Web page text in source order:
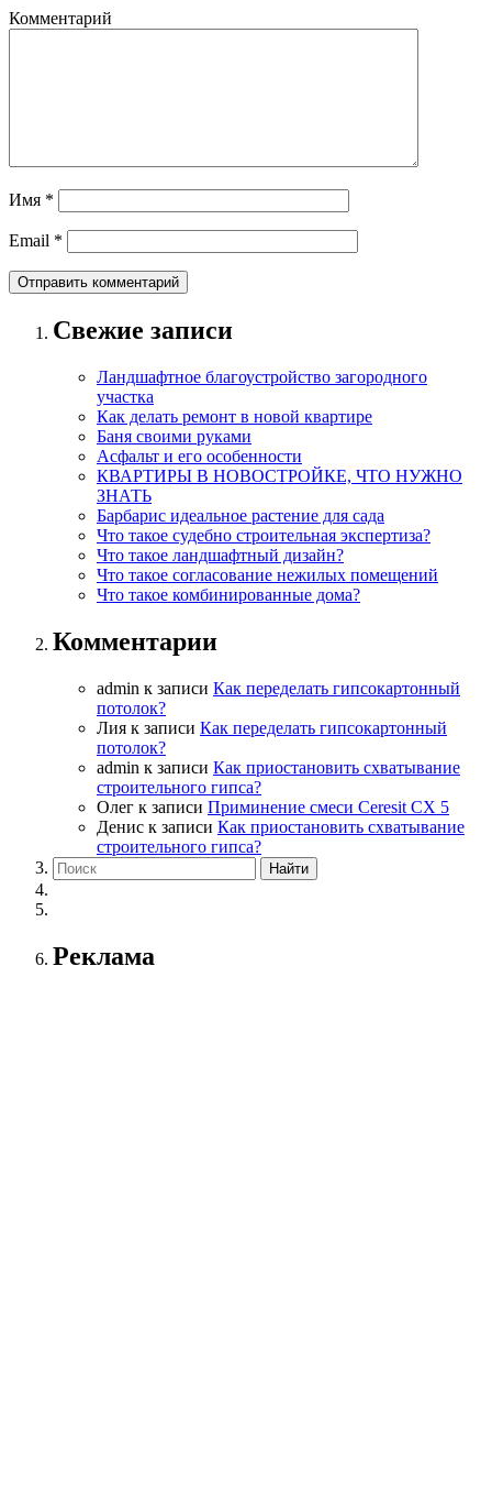
Комментарий
Имя *
Email *
Свежие записи
Ландшафтное благоустройство загородного
участка
Как делать ремонт в новой квартире
Баня своими руками
Асфальт и его особенности
КВАРТИРЫ В НОВОСТРОЙКЕ, ЧТО НУЖНО
ЗНАТЬ
Барбарис идеальное растение для сада
Что такое судебно строительная экспертиза?
Что такое ландшафтный дизайн?
Что такое согласование нежилых помещений
Что такое комбинированные дома?
Комментарии
admin к записи Как переделать гипсокартонный
потолок?
Лия к записи Как переделать гипсокартонный
потолок?
admin к записи Как приостановить схватывание
строительного гипса?
Олег к записи Приминение смеси Ceresit СХ 5
Денис к записи Как приостановить схватывание
строительного гипса?
Реклама